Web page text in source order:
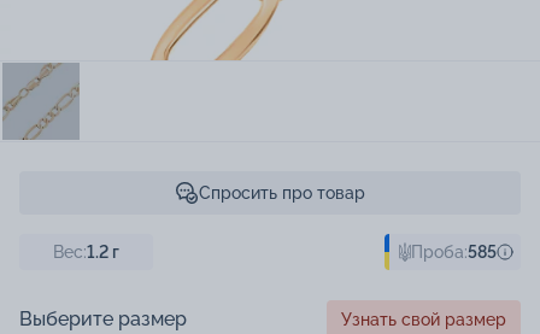
Спросить про товар
Вес:1.2 г Проба:585
Выберите размер Узнать свой размер